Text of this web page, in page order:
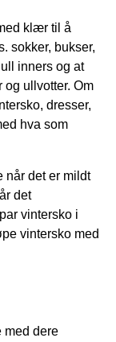
klær til å
sokker, bukser,
inners og at
og ullvotter. Om
dresser,
hva som
når det er mildt
det
vintersko i
vintersko med
med dere